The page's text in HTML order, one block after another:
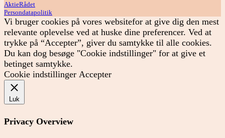
AktieRådet
Persondatapolitik
Vi bruger cookies på vores websitefor at give dig den mest
relevante oplevelse ved at huske dine preferencer. Ved at
trykke på “Accepter”, giver du samtykke til alle cookies.
Du kan dog besøge "Cookie indstillinger" for at give et
betinget samtykke.
Cookie indstillinger Accepter
Luk
Privacy Overview